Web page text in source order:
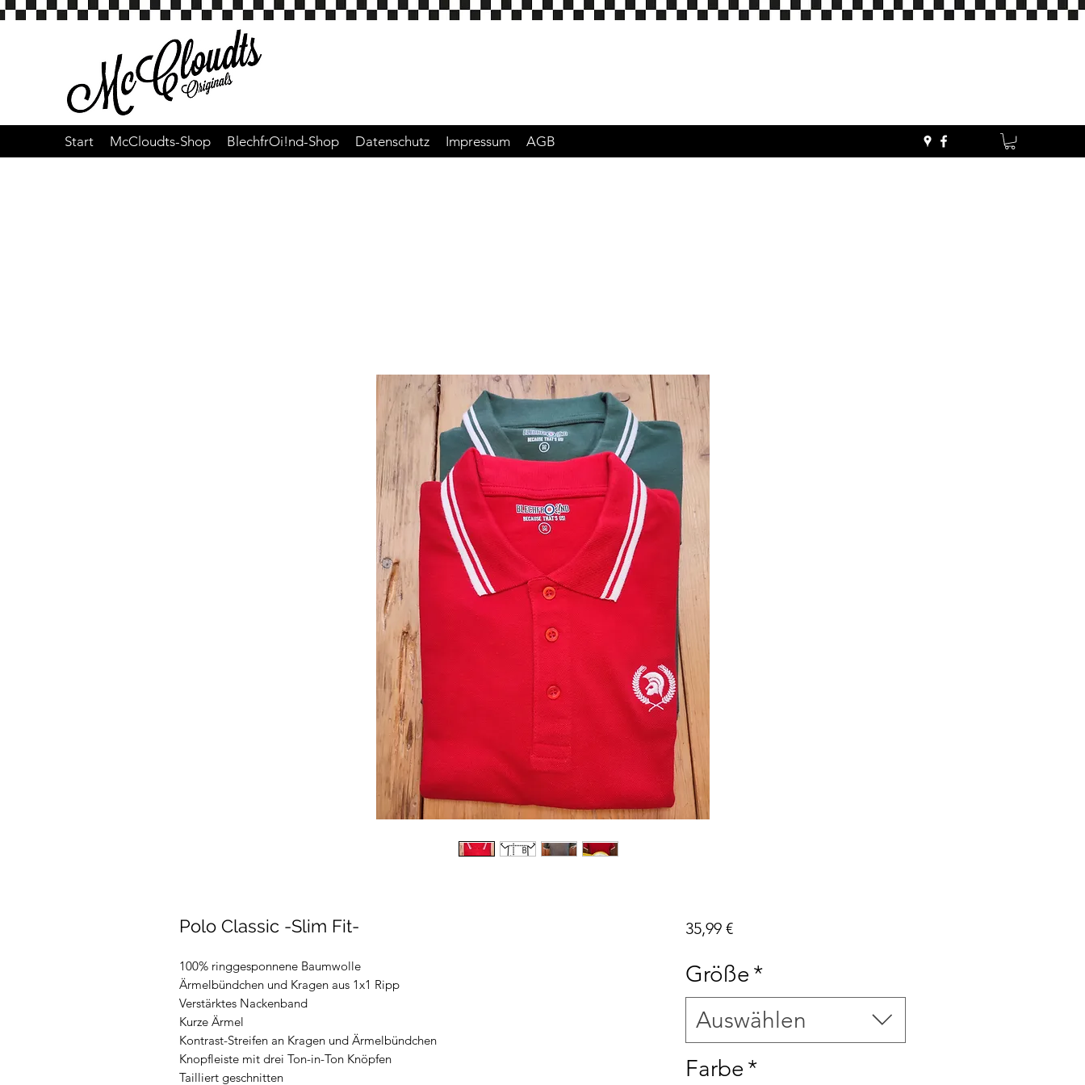
Start McCloudts-Shop BlechfrOi!nd-Shop Datenschutz Impressum AGB
Polo Classic -Slim Fit-
100% ringgesponnene Baumwolle
Ärmelbündchen und Kragen aus 1x1 Ripp
Verstärktes Nackenband
Kurze Ärmel
Kontrast-Streifen an Kragen und Ärmelbündchen
Knopfleiste mit drei Ton-in-Ton Knöpfen
Tailliert geschnitten
35,99 €Preis
Größe *
Auswählen
Farbe *